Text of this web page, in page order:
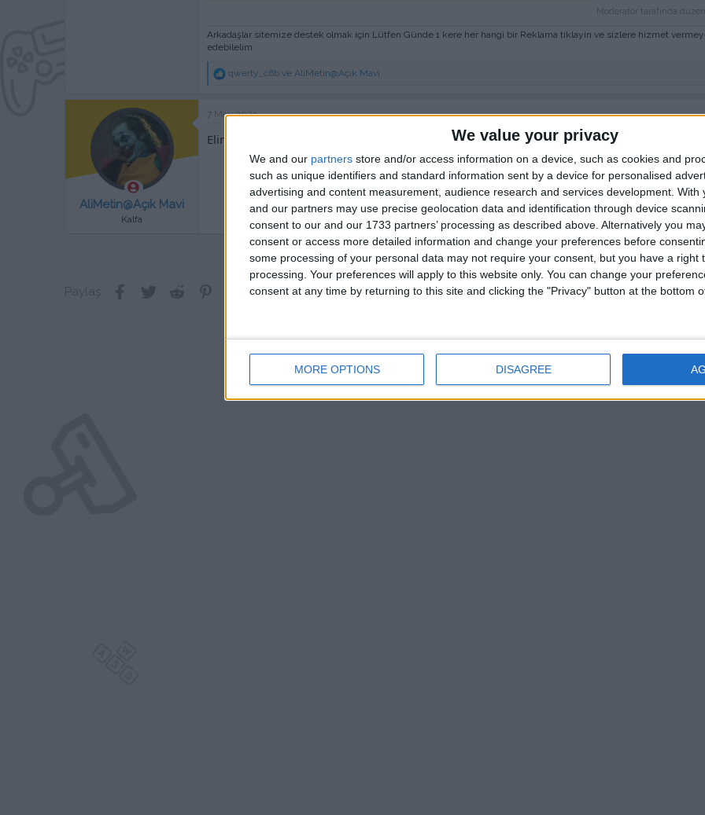
We value your privacy
We and our partners store and/or access information on a device, such as cookies and
such as unique identifiers and standard information sent by a device for personalised
advertising and content measurement, audience research and services development. With
and our partners may use precise geolocation data and identification through device
consent to our and our 1733 partners’ processing as described above. Alternatively you
consent or access more detailed information and change your preferences before
some processing of your personal data may not require your consent, but you have a right
processing. Your preferences will apply to this website only. You can change your
consent at any time by returning to this site and clicking the "Privacy" button at the bottom
MORE OPTIONS DISAGREE
Moderatör tarafında
Arkadaşlar sitemize destek olmak için Lütfen Günde 1 kere her hangi bir Reklama tiklayin ve sizlere hizmet
edebilelim.
T
qwerty_c6b ve AliMetin@Açık Mavi
AliMetin@Açık Mavi
Kalfa
7 May 2023
Eline sağlık.
Cevap yazmak için giriş
Paylaş: Facebook
Twitter Reddit PinterestTumblrWhatsApp
E-posta
Link